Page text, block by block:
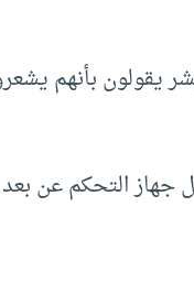
بنفسك وتحلى بالجاذبية: 70% من البشر
جهاز التحكم عن